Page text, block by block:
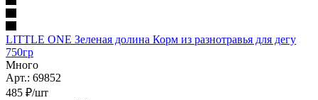
LITTLE ONE Зеленая долина Корм из разнотравья для дегу
750гр
Много
Арт.: 69852
485 ₽/шт